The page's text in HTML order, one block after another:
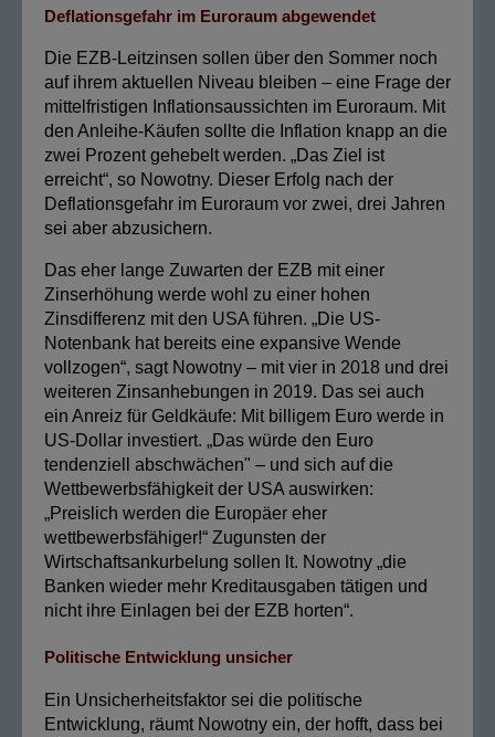
Deflationsgefahr im Euroraum abgewendet
Die EZB-Leitzinsen sollen über den Sommer noch
auf ihrem aktuellen Niveau bleiben – eine Frage der
mittelfristigen Inflationsaussichten im Euroraum. Mit
den Anleihe-Käufen sollte die Inflation knapp an die
zwei Prozent gehebelt werden. „Das Ziel ist
erreicht“, so Nowotny. Dieser Erfolg nach der
Deflationsgefahr im Euroraum vor zwei, drei Jahren
sei aber abzusichern.
Das eher lange Zuwarten der EZB mit einer
Zinserhöhung werde wohl zu einer hohen
Zinsdifferenz mit den USA führen. „Die US-
Notenbank hat bereits eine expansive Wende
vollzogen“, sagt Nowotny – mit vier in 2018 und drei
weiteren Zinsanhebungen in 2019. Das sei auch
ein Anreiz für Geldkäufe: Mit billigem Euro werde in
US-Dollar investiert. „Das würde den Euro
tendenziell abschwächen" – und sich auf die
Wettbewerbsfähigkeit der USA auswirken:
„Preislich werden die Europäer eher
wettbewerbsfähiger!“ Zugunsten der
Wirtschaftsankurbelung sollen lt. Nowotny „die
Banken wieder mehr Kreditausgaben tätigen und
nicht ihre Einlagen bei der EZB horten“.
Politische Entwicklung unsicher
Ein Unsicherheitsfaktor sei die politische
Entwicklung, räumt Nowotny ein, der hofft, dass bei